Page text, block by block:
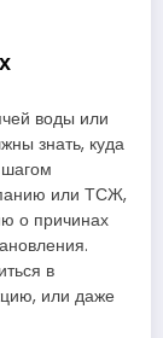
воды или
знать, куда
или ТСЖ,
о причинах
в
или даже